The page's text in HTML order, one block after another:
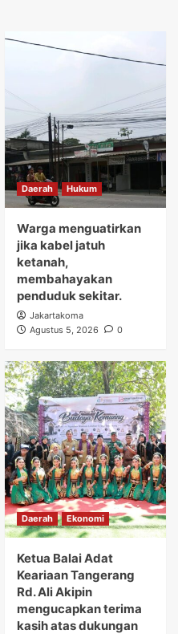
Daerah Hukum
Warga menguatirkan
jika kabel jatuh
ketanah,
membahayakan
penduduk sekitar.
Jakartakoma
Agustus 5, 2026
0
Daerah Ekonomi
Ketua Balai Adat
Keariaan Tangerang
Rd. Ali Akipin
mengucapkan terima
kasih atas dukungan